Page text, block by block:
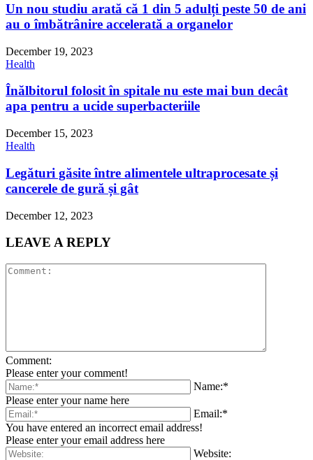
Un nou studiu arată că 1 din 5 adulți peste 50 de ani
au o îmbătrânire accelerată a organelor
December 19, 2023
Health
Înălbitorul folosit în spitale nu este mai bun decât
apa pentru a ucide superbacteriile
December 15, 2023
Health
Legături găsite între alimentele ultraprocesate și
cancerele de gură și gât
December 12, 2023
LEAVE A REPLY
Comment:
Please enter your comment!
Name:*
Please enter your name here
Email:*
You have entered an incorrect email address!
Please enter your email address here
Website: